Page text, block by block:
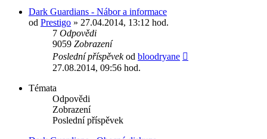
Dark Guardians - Nábor a informace
od Prestigo » 27.04.2014, 13:12 hod.
7 Odpovědi
9059 Zobrazení
Poslední příspěvekod bloodryane
27.08.2014, 09:56 hod.
Témata
Odpovědi
Zobrazení
Poslední příspěvek